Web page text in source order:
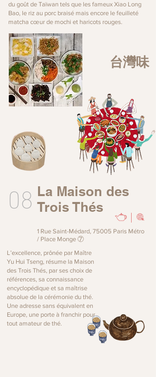
08 La Maison des
Trois Thés
1 Rue Saint-Médard, 75005 Paris Métro
/ Place Monge ⑦
L’excellence, prônée par Maître
Yu Hui Tseng, résume la Maison
des Trois Thés, par ses choix de
références, sa connaissance
encyclopédique et sa maîtrise
absolue de la cérémonie du thé.
Une adresse sans équivalent en
Europe, une porte à franchir pour
tout amateur de thé.
du goût de Taïwan tels que les fameux Xiao Long
Bao, le riz au porc braisé mais encore le feuilleté
matcha cœur de mochi et haricots rouges.
台灣味